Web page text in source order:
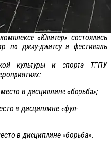
«Юпитер» состоялись
по джиу-джитсу и фестиваль
культуры и спорта ТГПУ
в дисциплине «борьба»;
в дисциплине «фул-
в дисциплине «борьба».